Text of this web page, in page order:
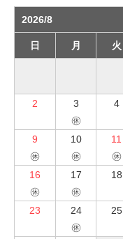
2026/8
日 月 火
2
3
㊡
4
9
㊡
10
㊡
11
㊡
16
㊡
17
㊡
18
23
24
㊡
25